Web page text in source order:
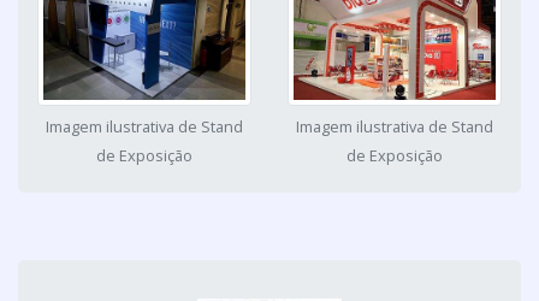
Imagem ilustrativa de Stand
de Exposição
Imagem ilustrativa de Stand
de Exposição